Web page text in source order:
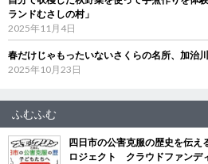
ランドむさしの村」
2025年11月4日
春だけじゃもったいないさくらの名所、加治
2025年10月23日
ふむふむ
四日市の公害克服の歴史を伝え
ロジェクト クラウドファンデ